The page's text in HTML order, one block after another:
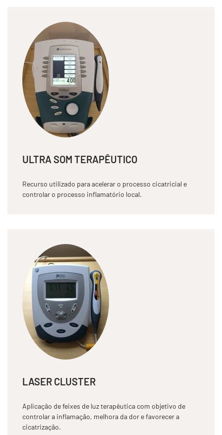
ULTRA SOM TERAPÊUTICO
Recurso utilizado para acelerar o processo cicatricial e
controlar o processo inflamatório local.
LASER CLUSTER
Aplicação de feixes de luz terapêutica com objetivo de
controlar a inflamação, melhora da dor e favorecer a
cicatrização.